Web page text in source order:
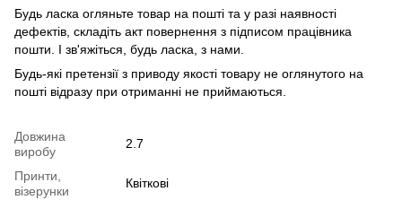
Будь ласка огляньте товар на пошті та у разі наявності
дефектів, складіть акт повернення з підписом працівника
пошти. І зв'яжіться, будь ласка, з нами.
Будь-які претензії з приводу якості товару не оглянутого на
пошті відразу при отриманні не приймаються.
Довжина
виробу
2.7
Принти,
візерунки
Квіткові